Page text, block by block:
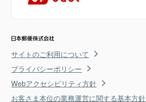
サイトのご利用について
プライバシーポリシー
Webアクセシビリティ方針
お客さま本位の業務運営に関する基本方針